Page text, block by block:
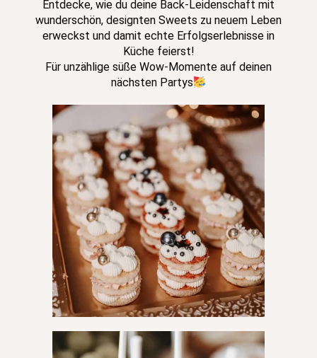
Entdecke, wie du deine Back-Leidenschaft mit
wunderschön, designten Sweets zu neuem Leben
erweckst und damit echte Erfolgserlebnisse in
Küche feierst!
Für unzählige süße Wow-Momente auf deinen
nächsten Partys